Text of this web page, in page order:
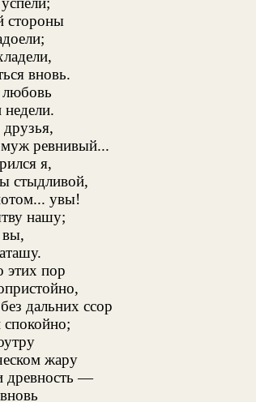
стороны
вновь.
ревнивый...
я,
стыдливой,
увы!
нашу;
вы,
пор
дальних ссор
жару
древность —